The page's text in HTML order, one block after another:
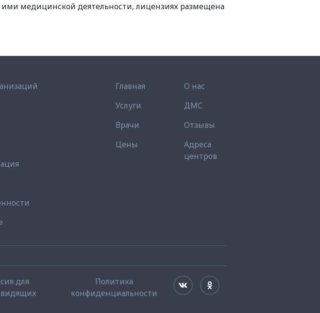
медицинской деятельности, лицензиях размещена
Главная
Услуги
Врачи
Цены
О нас
ДМС
Отзывы
Адреса
центров
для
Политика
конфиденциальности